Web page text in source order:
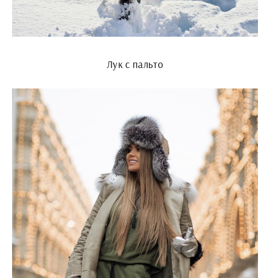
Лук с пальто